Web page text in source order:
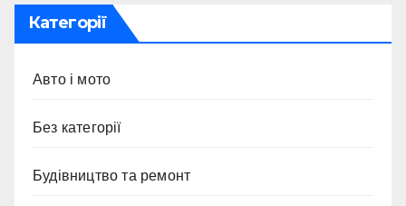
Категорії
Авто і мото
Без категорії
Будівництво та ремонт